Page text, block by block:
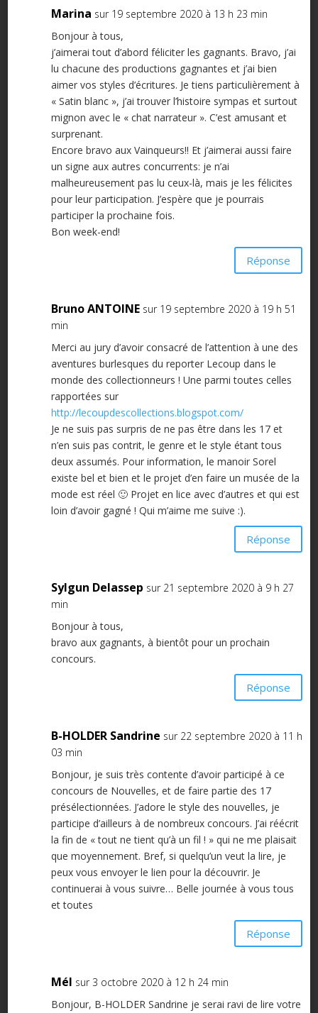
Marina sur 19 septembre 2020 à 13 h 23 min
Bonjour à tous,
j’aimerai tout d’abord féliciter les gagnants. Bravo, j’ai
lu chacune des productions gagnantes et j’ai bien
aimer vos styles d’écritures. Je tiens particulièrement à
« Satin blanc », j’ai trouver l’histoire sympas et surtout
mignon avec le « chat narrateur ». C’est amusant et
surprenant.
Encore bravo aux Vainqueurs!! Et j’aimerai aussi faire
un signe aux autres concurrents: je n’ai
malheureusement pas lu ceux-là, mais je les félicites
pour leur participation. J’espère que je pourrais
participer la prochaine fois.
Bon week-end!
Réponse
Bruno ANTOINE sur 19 septembre 2020 à 19 h 51
min
Merci au jury d’avoir consacré de l’attention à une des
aventures burlesques du reporter Lecoup dans le
monde des collectionneurs ! Une parmi toutes celles
rapportées sur
http://lecoupdescollections.blogspot.com/
Je ne suis pas surpris de ne pas être dans les 17 et
n’en suis pas contrit, le genre et le style étant tous
deux assumés. Pour information, le manoir Sorel
existe bel et bien et le projet d’en faire un musée de la
mode est réel 🙂 Projet en lice avec d’autres et qui est
loin d’avoir gagné ! Qui m’aime me suive :).
Réponse
Sylgun Delassep sur 21 septembre 2020 à 9 h 27
min
Bonjour à tous,
bravo aux gagnants, à bientôt pour un prochain
concours.
Réponse
B-HOLDER Sandrine sur 22 septembre 2020 à 11 h
03 min
Bonjour, je suis très contente d’avoir participé à ce
concours de Nouvelles, et de faire partie des 17
présélectionnées. J’adore le style des nouvelles, je
participe d’ailleurs à de nombreux concours. J’ai réécrit
la fin de « tout ne tient qu’à un fil ! » qui ne me plaisait
que moyennement. Bref, si quelqu’un veut la lire, je
peux vous envoyer le lien pour la découvrir. Je
continuerai à vous suivre… Belle journée à vous tous
et toutes
Réponse
Mél sur 3 octobre 2020 à 12 h 24 min
Bonjour, B-HOLDER Sandrine je serai ravi de lire votre